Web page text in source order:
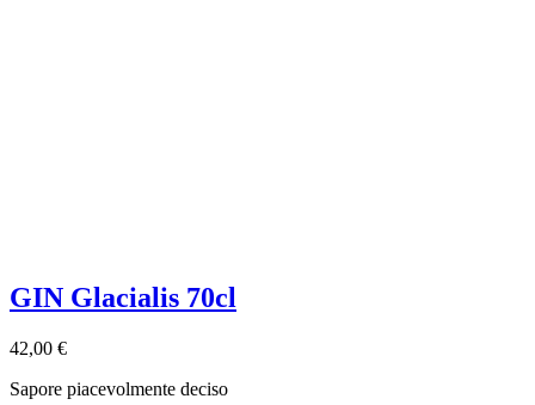
GIN Glacialis 70cl
42,00 €
Sapore piacevolmente deciso